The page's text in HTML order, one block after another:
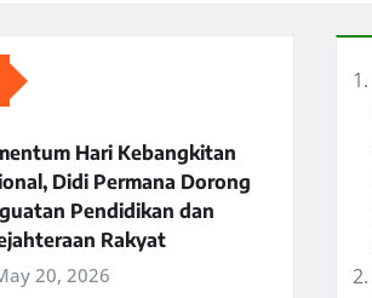
Hari Kebangkitan
Didi Permana Dorong
Pendidikan dan
Rakyat
20, 2026